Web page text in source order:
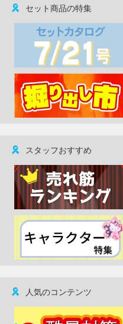
セット商品の特集
スタッフおすすめ
人気のコンテンツ